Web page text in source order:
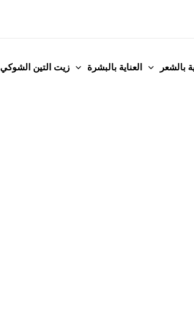
بالشعر العناية بالبشرة زيت التين الشوكي